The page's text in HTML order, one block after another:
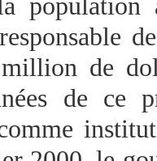
de
de ce